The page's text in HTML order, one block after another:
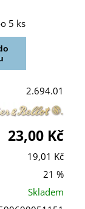
5 ks
2.694.01
23,00 Kč
19,01 Kč
21 %
Skladem